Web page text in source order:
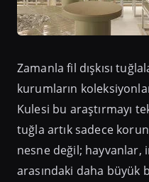
Zamanla fil dışkısı
kurumların
Kulesi bu araştırmayı
tuğla artık sadece
nesne değil; hayvanlar,
arasındaki daha büyük